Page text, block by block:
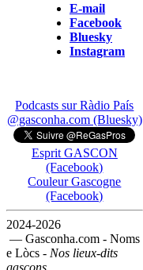
E-mail
Facebook
Bluesky
Instagram
Podcasts sur Ràdio País
@gasconha.com (Bluesky)
Esprit GASCON
(Facebook)
Couleur Gascogne
(Facebook)
2024-2026
— Gasconha.com - Noms
e Lòcs - Nos lieux-dits
gascons